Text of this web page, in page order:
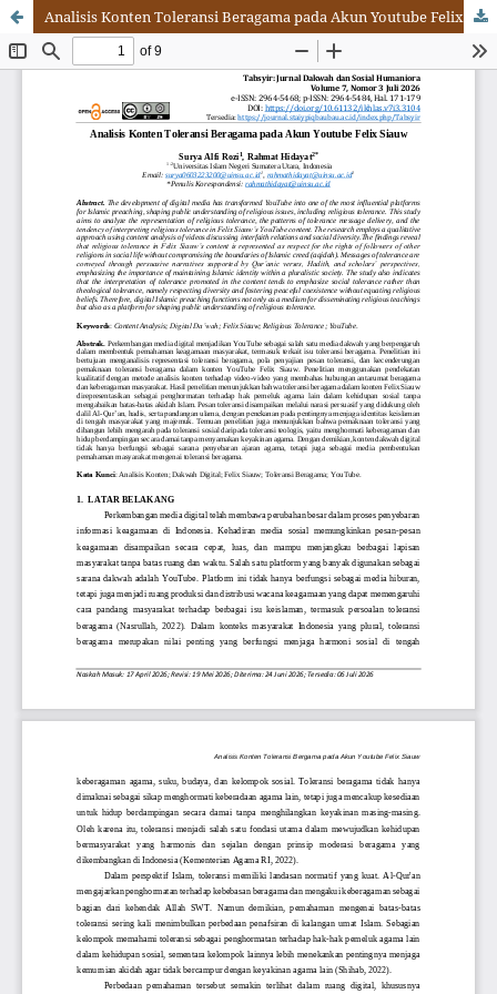
Analisis Konten Toleransi Beragama pada Akun Youtube Felix Siauw